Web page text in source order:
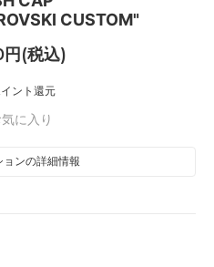
CUSTOM"
(税込)
ント還元
に入り
ョンの詳細情報